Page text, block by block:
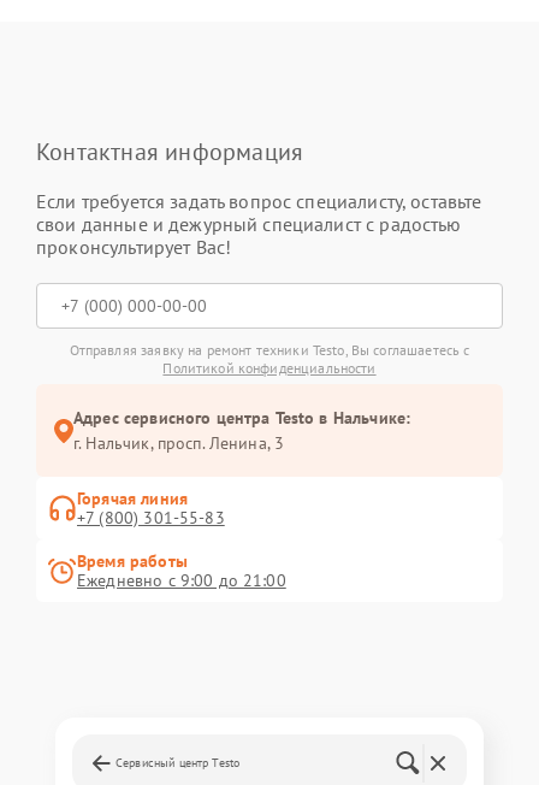
Контактная информация
Если требуется задать вопрос специалисту, оставьте
свои данные и дежурный специалист с радостью
проконсультирует Вас!
Отправляя заявку на ремонт техники Testo, Вы соглашаетесь с
Политикой конфиденциальности
Адрес сервисного центра Testo в Нальчике:
г. Нальчик, просп. Ленина, 3
Горячая линия
+7 (800) 301-55-83
Время работы
Ежедневно с 9:00 до 21:00
Сервисный центр Testo